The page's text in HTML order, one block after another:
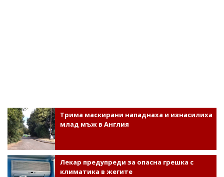
Трима маскирани нападнаха и изнасилиха
млад мъж в Англия
Лекар предупреди за опасна грешка с
климатика в жегите